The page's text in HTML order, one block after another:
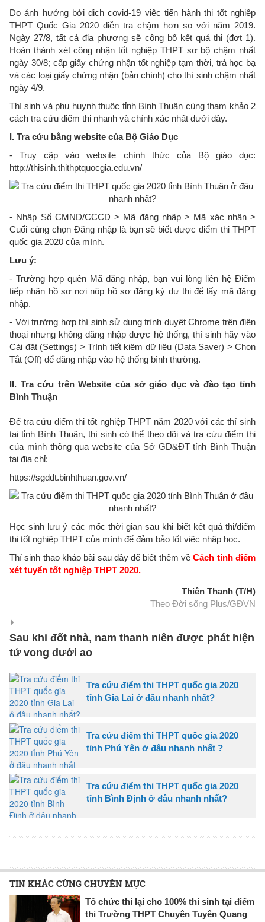
Do ảnh hưởng bởi dịch covid-19 việc tiến hành thi tốt nghiệp
THPT Quốc Gia 2020 diễn tra chậm hơn so với năm 2019.
Ngày 27/8, tất cả địa phương sẽ công bố kết quả thi (đợt 1).
Hoàn thành xét công nhận tốt nghiệp THPT sơ bộ chậm nhất
ngày 30/8; cấp giấy chứng nhận tốt nghiệp tạm thời, trả học bạ
và các loại giấy chứng nhận (bản chính) cho thí sinh chậm nhất
ngày 4/9.
Thí sinh và phụ huynh thuộc tỉnh Bình Thuận cùng tham khảo 2
cách tra cứu điểm thi nhanh và chính xác nhất dưới đây.
I. Tra cứu bằng website của Bộ Giáo Dục
- Truy cập vào website chính thức của Bộ giáo dục:
http://thisinh.thithptquocgia.edu.vn/
- Nhập Số CMND/CCCD > Mã đăng nhập > Mã xác nhận >
Cuối cùng chọn Đăng nhập là bạn sẽ biết được điểm thi THPT
quốc gia 2020 của mình.
Lưu ý:
- Trường hợp quên Mã đăng nhập, bạn vui lòng liên hệ Điểm
tiếp nhận hồ sơ nơi nộp hồ sơ đăng ký dự thi để lấy mã đăng
nhập.
- Với trường hợp thí sinh sử dụng trình duyệt Chrome trên điện
thoại nhưng không đăng nhập được hệ thống, thí sinh hãy vào
Cài đặt (Settings) > Trình tiết kiệm dữ liệu (Data Saver) > Chọn
Tắt (Off) để đăng nhập vào hệ thống bình thường.
II. Tra cứu trên Website của sở giáo dục và đào tạo tỉnh
Bình Thuận
Để tra cứu điểm thi tốt nghiệp THPT năm 2020 với các thí sinh
tại tỉnh Bình Thuận, thí sinh có thể theo dõi và tra cứu điểm thi
của mình thông qua website của Sở GD&ĐT tỉnh Bình Thuận
tại địa chỉ:
https://sgddt.binhthuan.gov.vn/
Học sinh lưu ý các mốc thời gian sau khi biết kết quả thi/điểm
thi tốt nghiệp THPT của mình để đảm bảo tốt việc nhập học.
Thí sinh thao khảo bài sau đây để biết thêm vềCách tính điểm
xét tuyển tốt nghiệp THPT 2020.
Thiên Thanh (T/H)
Theo Đời sống Plus/GĐVN
Sau khi đốt nhà, nam thanh niên được phát hiện
tử vong dưới ao
Tra cứu điểm thi THPT quốc gia 2020
tỉnh Gia Lai ở đâu nhanh nhất?
Tra cứu điểm thi THPT quốc gia 2020
tỉnh Phú Yên ở đâu nhanh nhất ?
Tra cứu điểm thi THPT quốc gia 2020
tỉnh Bình Định ở đâu nhanh nhất?
TIN KHÁC CÙNG CHUYÊN MỤC
Tổ chức thi lại cho 100% thí sinh tại điểm
thi Trường THPT Chuyên Tuyên Quang